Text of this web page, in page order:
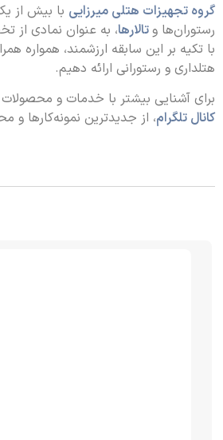
گروه تجهیزات هتلی میرزایی با بیش از
رستوران‌ها وتالارها، به عنوان نمادی
با تکیه بر این سابقه ارزشمند، همواره
هتلداری و رستورانی ارائه دهیم.
برای آشنایی بیشتر با خدمات و
کانال تلگرام، از جدیدترین نمونه‌کارها